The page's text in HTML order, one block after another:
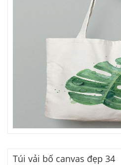
Túi vải bố canvas đẹp 34